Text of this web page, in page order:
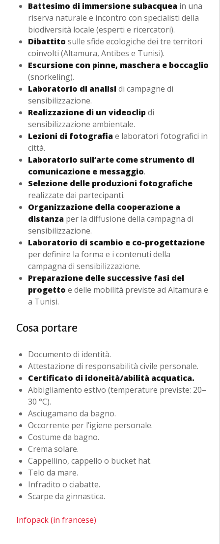
Battesimo di immersione subacqueain una
riserva naturale e incontro con specialisti della
biodiversità locale (esperti e ricercatori).
Dibattito sulle sfide ecologiche dei tre territori
coinvolti (Altamura, Antibes e Tunisi).
Escursione con pinne, maschera e boccaglio
(snorkeling).
Laboratorio di analisidi campagne di
sensibilizzazione.
Realizzazione di un videoclip di
sensibilizzazione ambientale.
Lezioni di fotografiae laboratori fotografici in
città.
Laboratorio sull’arte come strumento di
comunicazione e messaggio.
Selezione delle produzioni fotografiche
realizzate dai partecipanti.
Organizzazione della cooperazione a
distanzaper la diffusione della campagna di
sensibilizzazione.
Laboratorio di scambio e co-progettazione
per definire la forma e i contenuti della
campagna di sensibilizzazione.
Preparazione delle successive fasi del
progetto e delle mobilità previste ad Altamura e
a Tunisi.
Cosa portare
Documento di identità.
Attestazione di responsabilità civile personale.
Certificato di idoneità/abilità acquatica.
Abbigliamento estivo (temperature previste: 20–
30 °C).
Asciugamano da bagno.
Occorrente per l’igiene personale.
Costume da bagno.
Crema solare.
Cappellino, cappello o bucket hat.
Telo da mare.
Infradito o ciabatte.
Scarpe da ginnastica.
Infopack (in francese)